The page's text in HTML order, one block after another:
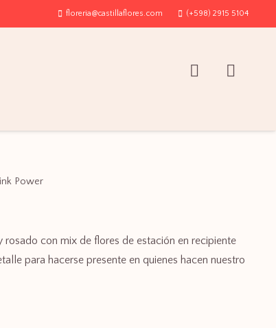
floreria@castillaflores.com (+598) 2915 5104
Power
con mix de flores de estación en recipiente
para hacerse presente en quienes hacen nuestro